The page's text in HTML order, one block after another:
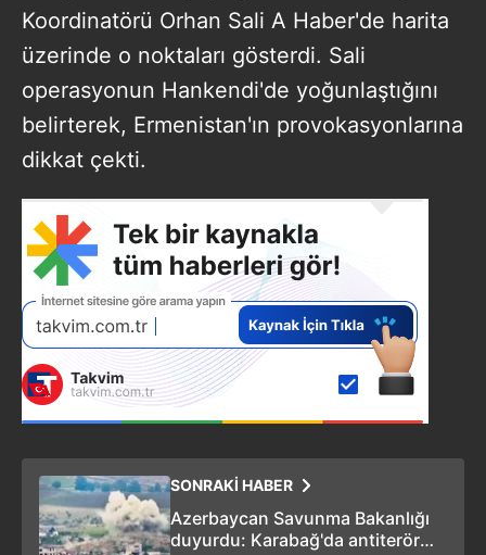
Koordinatörü Orhan Sali A Haber'de harita
üzerinde o noktaları gösterdi. Sali
operasyonun Hankendi'de yoğunlaştığını
belirterek, Ermenistan'ın provokasyonlarına
dikkat çekti.
SONRAKİ HABER
Azerbaycan Savunma Bakanlığı
duyurdu: Karabağ'da antiterör